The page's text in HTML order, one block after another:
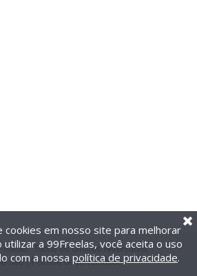
Todos os direitos reservados.
uso| Política de privacidade
cookies em nosso site para melhorar
utilizar a 99Freelas, você aceita o uso
com a nossa política de privacidade.